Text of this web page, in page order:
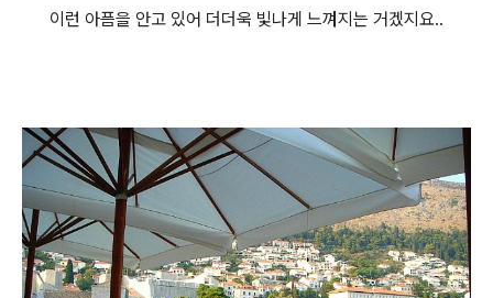
이런 아픔을 안고 있어 더더욱 빛나게 느껴지는 거겠지요..